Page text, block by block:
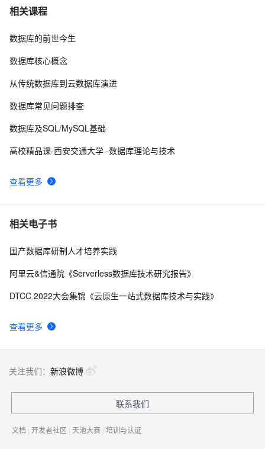
7 SQL优化常用方法8
8 实用SQL语句
载) )
10修正执行计划的利器，SQL PROFILE脚本
相关课程
查看更多
数据库的前世今生
数据库核心概念
从传统数据库到云数据库演进
数据库常见问题排查
数据库及SQL/MySQL基础
高校精品课-西安交通大学 -数据库理论与技术
相关电子书
查看更多
国产数据库研制人才培养实践
阿里云&信通院《Serverless数据库技术研究报告》
DTCC 2022大会集锦《云原生一站式数据库技术与实践》
关注我们： 新浪微博
联系我们
文档 | 开发者社区 | 天池大赛 | 培训与认证